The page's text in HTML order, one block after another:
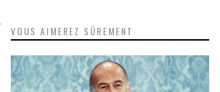
VOUS AIMEREZ SÛREMENT